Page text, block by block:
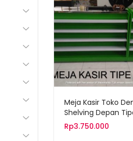
Meja Kasir Toko
Shelving Depan
MK-08
Rp3.750.000